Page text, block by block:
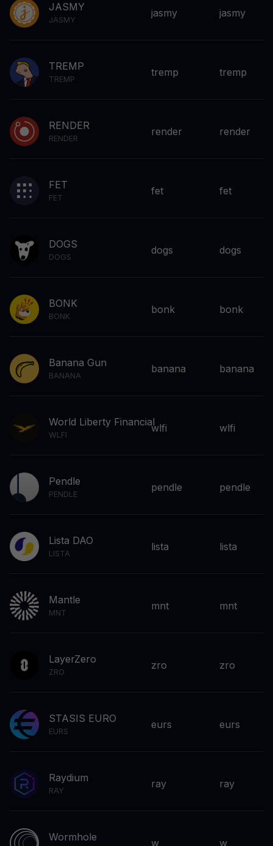
JASMY
JASMY
jasmy jasmy
TREMP
TREMP
tremp tremp
RENDER
RENDER
render render
FET
FET
fet fet
DOGS
DOGS
dogs dogs
BONK
BONK
bonk bonk
Banana Gun
BANANA
banana banana
World Liberty Financial
WLFI
wlfi wlfi
Pendle
PENDLE
pendle pendle
Lista DAO
LISTA
lista lista
Mantle
MNT
mnt mnt
LayerZero
ZRO
zro zro
STASIS EURO
EURS
eurs eurs
Raydium
RAY
ray ray
Wormhole w w